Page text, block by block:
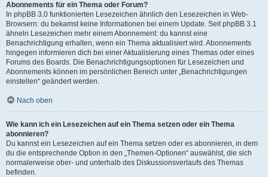
Abonnements für ein Thema oder Forum?
In phpBB 3.0 funktionierten Lesezeichen ähnlich den Lesezeichen in Web-
Browsern: du bekamst keine Informationen bei einem Update. Seit phpBB 3.1
ähneln Lesezeichen mehr einem Abonnement: du kannst eine
Benachrichtigung erhalten, wenn ein Thema aktualisiert wird. Abonnements
hingegen informieren dich bei einer Aktualisierung eines Themas oder eines
Forums des Boards. Die Benachrichtigungsoptionen für Lesezeichen und
Abonnements können im persönlichen Bereich unter „Benachrichtigungen
einstellen“ geändert werden.
Nach oben
Wie kann ich ein Lesezeichen auf ein Thema setzen oder ein Thema
abonnieren?
Du kannst ein Lesezeichen auf ein Thema setzen oder es abonnieren, in dem
du die entsprechende Option in den „Themen-Optionen“ auswählst, die sich
normalerweise ober- und unterhalb des Diskussionsverlaufs des Themas
befinden.